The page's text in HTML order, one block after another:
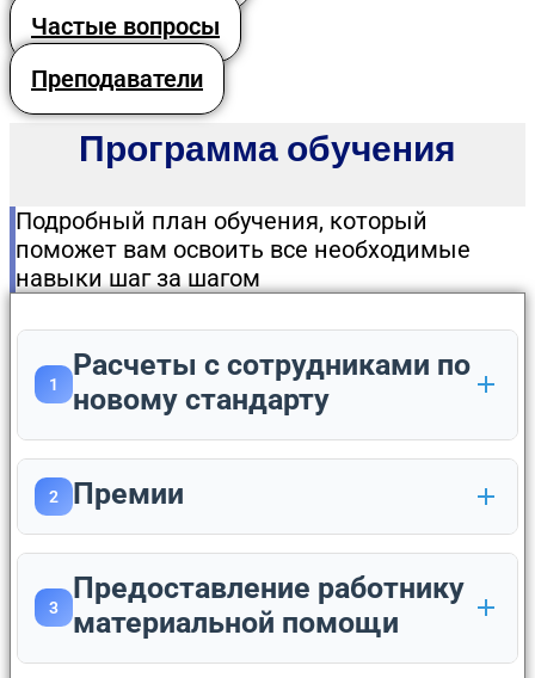
Частые вопросы
Преподаватели
Программа обучения
Подробный план обучения, который
поможет вам освоить все необходимые
навыки шаг за шагом
1
Расчеты с сотрудниками по
новому стандарту
2 Премии
3
Предоставление работнику
материальной помощи